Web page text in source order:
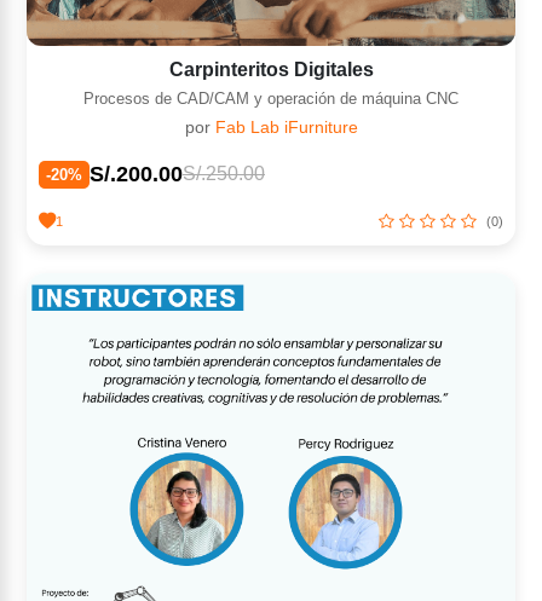
Carpinteritos Digitales
Procesos de CAD/CAM y operación de máquina CNC
por Fab Lab iFurniture
-20% S/.200.00S/.250.00
1 (0)